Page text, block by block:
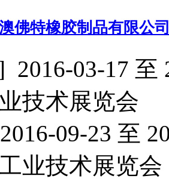
佛特橡胶制品有限公
2016-03-17 至
技术展览会
09-23 至
业技术展览会